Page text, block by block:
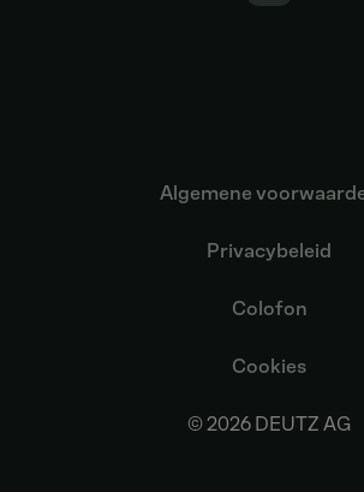
© 2026 DEUTZ AG
Algemene
Privacybeleid
Colofon
Cookies